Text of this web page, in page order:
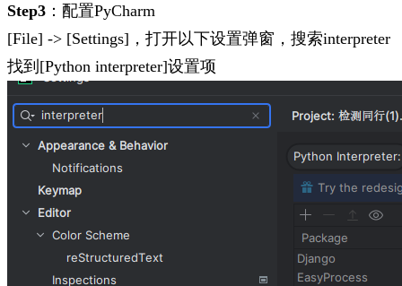
Step3 ：配置PyCharm
[File] -> [Settings]，打开以下设置弹窗，搜索interpreter
找到[Python interpreter]设置项